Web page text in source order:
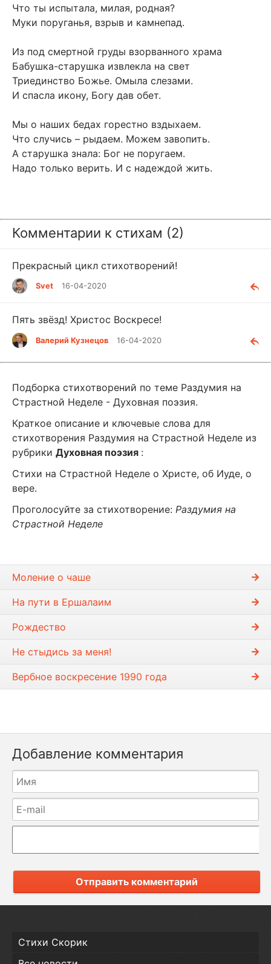
Что ты испытала, милая, родная?
Муки поруганья, взрыв и камнепад.
Из под смертной груды взорванного храма
Бабушка-старушка извлекла на свет
Триединство Божье. Омыла слезами.
И спасла икону, Богу дав обет.
Мы о наших бедах горестно вздыхаем.
Что случись – рыдаем. Можем завопить.
А старушка знала: Бог не поругаем.
Надо только верить. И с надеждой жить.
Комментарии к стихам (2)
Прекрасный цикл стихотворений!
Svet 16-04-2020
Пять звёзд! Христос Воскресе!
Валерий Кузнецов 16-04-2020
Подборка стихотворений по теме Раздумия на
Страстной Неделе - Духовная поэзия.
Краткое описание и ключевые слова для
стихотворения Раздумия на Страстной Неделе из
рубрики Духовная поэзия :
Стихи на Страстной Неделе о Христе, об Иуде, о
вере.
Проголосуйте за стихотворение: Раздумия на
Страстной Неделе
Моление о чаше
На пути в Ершалаим
Рождество
Не стыдись за меня!
Вербное воскресение 1990 года
Добавление комментария
Отправить комментарий
Стихи Скорик